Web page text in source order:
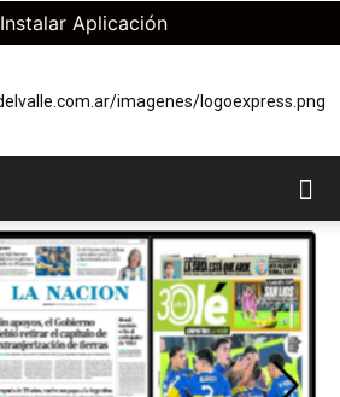
Instalar Aplicación
DIFUSORA